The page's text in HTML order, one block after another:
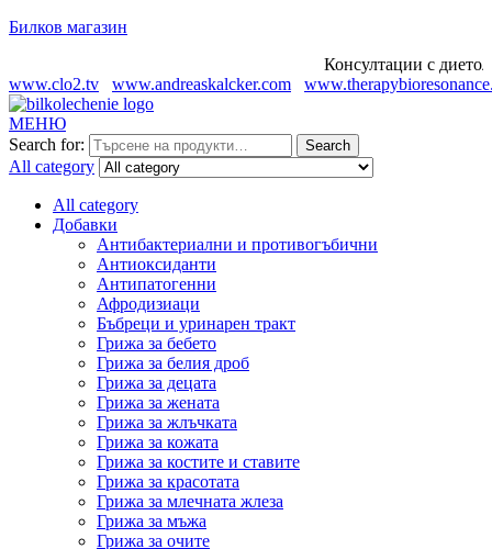
Билков магазин
Консултации с
www.clo2.tv
www.andreaskalcker.com
МЕНЮ
Search for:
Search
All category
All category
Добавки
Антибактериални и противогъбични
Антиоксиданти
Антипатогенни
Афродизиаци
Бъбреци и уринарен тракт
Грижа за бебето
Грижа за белия дроб
Грижа за децата
Грижа за жената
Грижа за жлъчката
Грижа за кожата
Грижа за костите и ставите
Грижа за красотата
Грижа за млечната жлеза
Грижа за мъжа
Грижа за очите